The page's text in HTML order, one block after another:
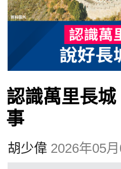
月 6
時事
觀點
認識萬里長
事
胡少偉 2026年05